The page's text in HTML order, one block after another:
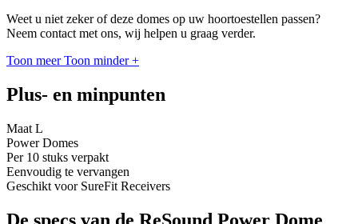
Weet u niet zeker of deze domes op uw hoortoestellen passen?
Neem contact met ons, wij helpen u graag verder.
Toon meer Toon minder +
Plus- en minpunten
Maat L
Power Domes
Per 10 stuks verpakt
Eenvoudig te vervangen
Geschikt voor SureFit Receivers